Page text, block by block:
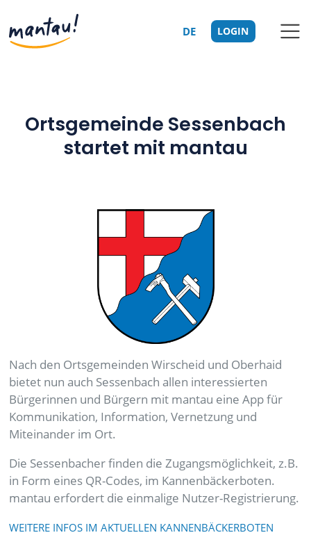
DE LOGIN
Ortsgemeinde Sessenbach
startet mit mantau
Nach den Ortsgemeinden Wirscheid und Oberhaid
bietet nun auch Sessenbach allen interessierten
Bürgerinnen und Bürgern mit mantau eine App für
Kommunikation, Information, Vernetzung und
Miteinander im Ort.
Die Sessenbacher finden die Zugangsmöglichkeit, z.B.
in Form eines QR-Codes, im Kannenbäckerboten.
mantau erfordert die einmalige Nutzer-Registrierung.
WEITERE INFOS IM AKTUELLEN KANNENBÄCKERBOTEN